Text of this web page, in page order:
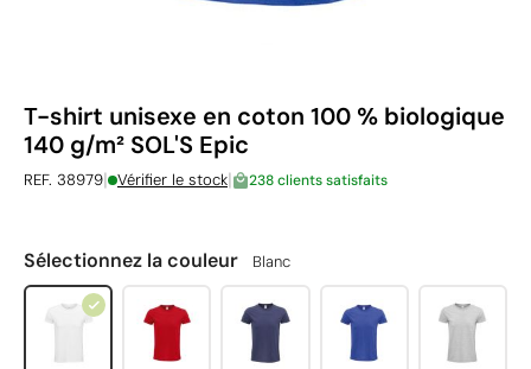
T-shirt unisexe en coton 100 % biologique
140 g/m² SOL'S Epic
REF. 38979| Vérifier le stock| 238 clients satisfaits
Sélectionnez la couleur Blanc